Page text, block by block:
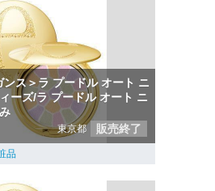
ス＞ラ プードル オート ニ
ーズ/ラ プードル オート ニ
東京都 販売終了
品